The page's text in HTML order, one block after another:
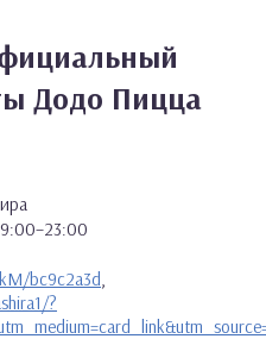
Додо Пицца
bc9c2a3d
?